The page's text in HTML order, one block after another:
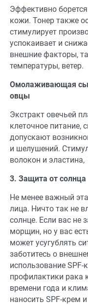
Эффективно
кожи. Тонер также
стимулирует
успокаивает и
внешние факторы,
температуры, ветер.
Омолаживающая
овцы
Экстракт овечьей
клеточное
допускают
и шелушений.
волокон и
3. Защита от солнца
Не менее важный
лица. Ничто так не
солнце. Если вас не
морщин, но у вас
может усугублять
заботитесь о
использование
профилактики рака
времени года и
наносить SPF-крем